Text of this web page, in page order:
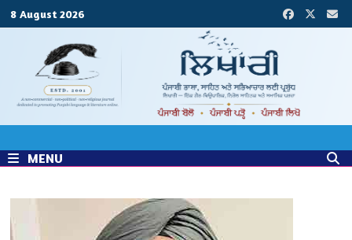
8 August 2026
MENU